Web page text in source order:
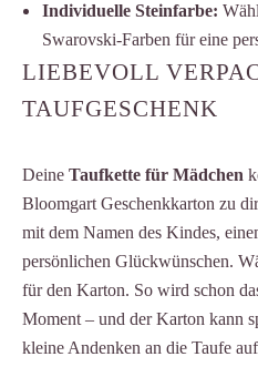
Individuelle Steinfarbe:
Swarovski-Farben für eine
LIEBEVOLL
TAUFGESCHENK
Deine Taufkette für Mädchen
Bloomgart Geschenkkarton zu
mit dem Namen des Kindes,
persönlichen Glückwünschen.
für den Karton. So wird schon
Moment – und der Karton kann
kleine Andenken an die Taufe